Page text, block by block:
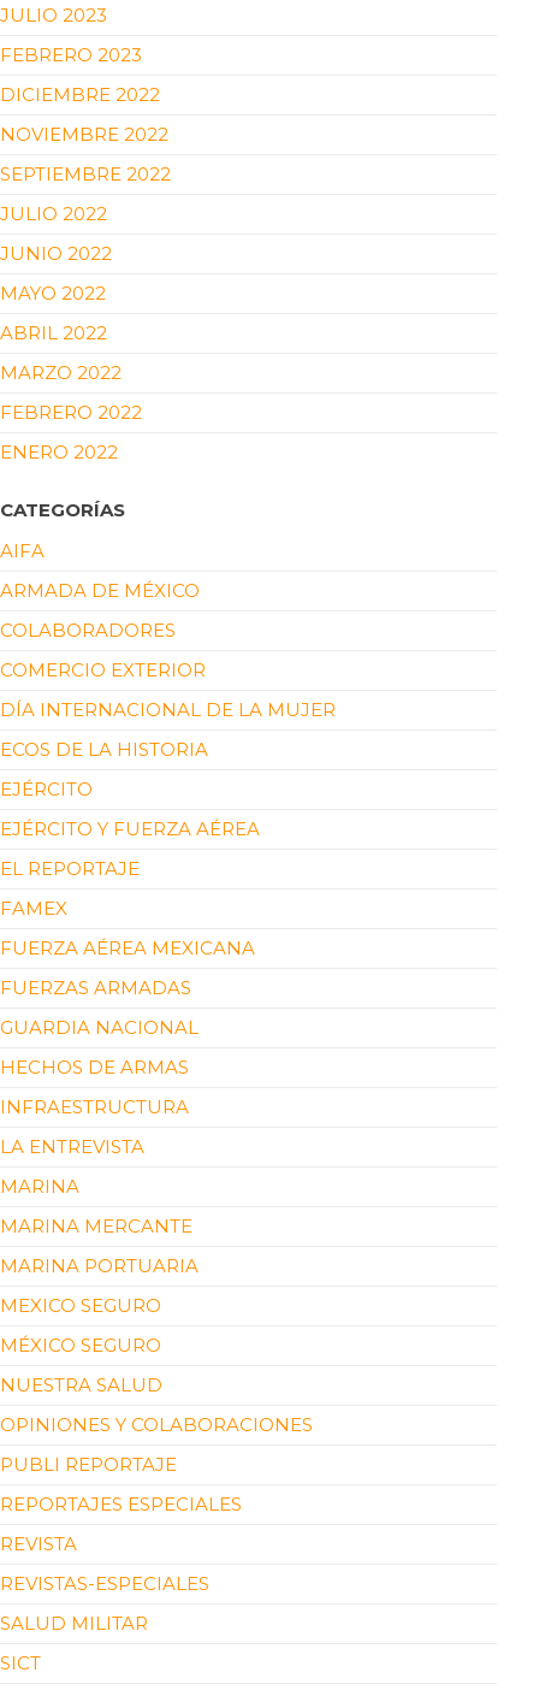
JULIO 2023
FEBRERO 2023
DICIEMBRE 2022
NOVIEMBRE 2022
SEPTIEMBRE 2022
JULIO 2022
JUNIO 2022
MAYO 2022
ABRIL 2022
MARZO 2022
FEBRERO 2022
ENERO 2022
CATEGORÍAS
AIFA
ARMADA DE MÉXICO
COLABORADORES
COMERCIO EXTERIOR
DÍA INTERNACIONAL DE LA MUJER
ECOS DE LA HISTORIA
EJÉRCITO
EJÉRCITO Y FUERZA AÉREA
EL REPORTAJE
FAMEX
FUERZA AÉREA MEXICANA
FUERZAS ARMADAS
GUARDIA NACIONAL
HECHOS DE ARMAS
INFRAESTRUCTURA
LA ENTREVISTA
MARINA
MARINA MERCANTE
MARINA PORTUARIA
MEXICO SEGURO
MÉXICO SEGURO
NUESTRA SALUD
OPINIONES Y COLABORACIONES
PUBLI REPORTAJE
REPORTAJES ESPECIALES
REVISTA
REVISTAS-ESPECIALES
SALUD MILITAR
SICT